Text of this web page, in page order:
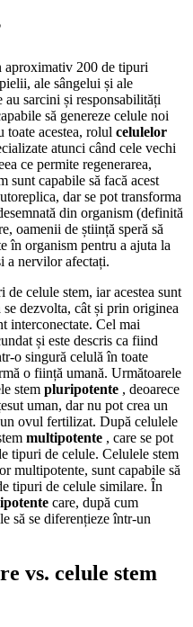
aproximativ 200 de tipuri
ale sângelui și ale
au sarcini și responsabilități
să genereze celule noi
toate acestea, rolul celulelor
atunci când cele vechi
ce permite regenerarea,
sunt capabile să facă acest
dar se pot transforma
din organism (definită
oamenii de știință speră să
în organism pentru a ajuta la
a nervilor afectați.
celule stem, iar acestea sunt
dezvolta, cât și prin originea
interconectate. Cel mai
și este descris ca fiind
o singură celulă în toate
o ființă umană. Următoarele
stem pluripotente , deoarece
uman, dar nu pot crea un
ovul fertilizat. După celulele
multipotente , care se pot
tipuri de celule. Celulele stem
multipotente, sunt capabile să
tipuri de celule similare. În
care, după cum
să se diferențieze într-un
vs. celule stem